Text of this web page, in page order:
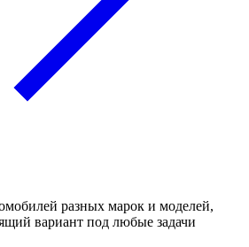
разных марок и моделей,
вариант под любые задачи